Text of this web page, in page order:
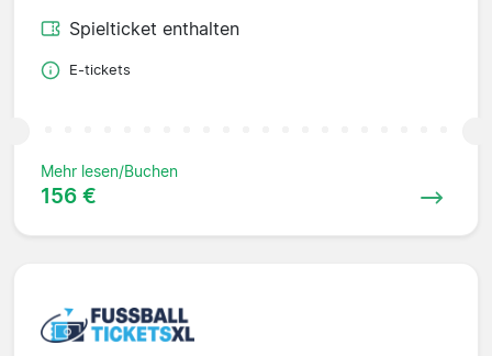
Spielticket enthalten
E-tickets
Mehr lesen/Buchen
156 €